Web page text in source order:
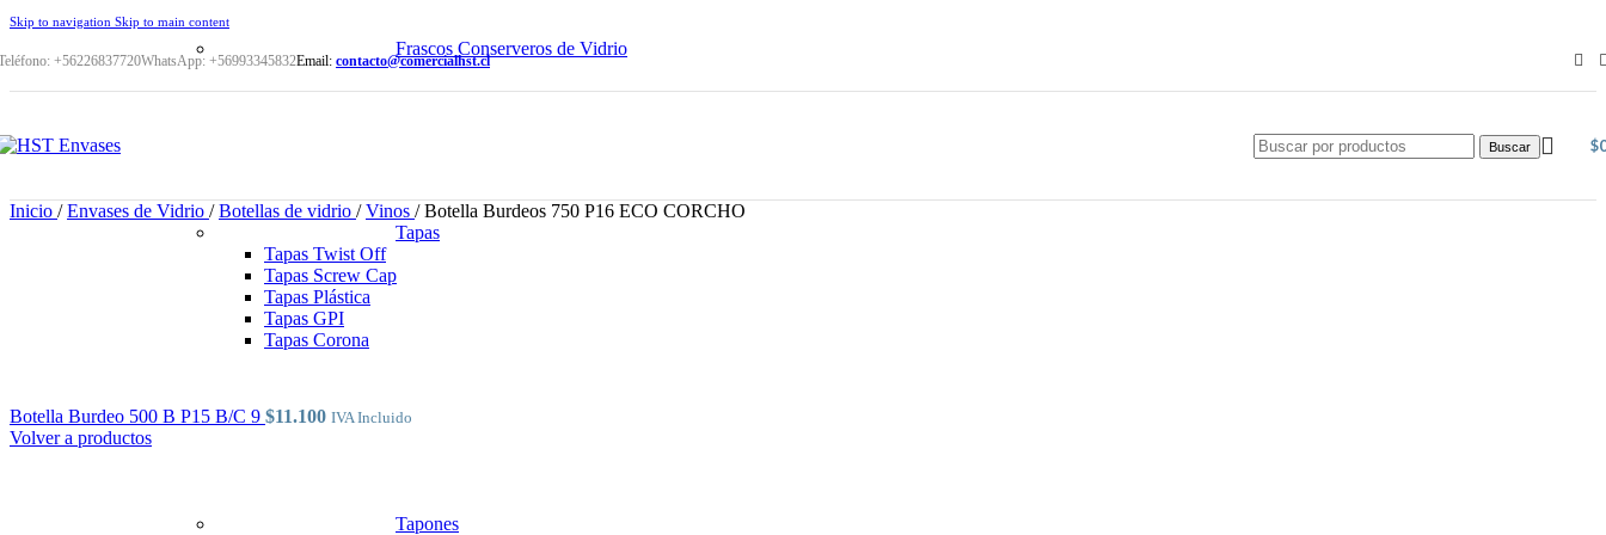
Skip to navigation Skip to main content
+56226837720WhatsApp: +56993345832Email: contacto@comercialhst.cl
Frascos Conserveros de Vidrio
Tapas
Tapas Twist Off
Tapas Screw Cap
Tapas Plástica
Tapas GPI
Tapas Corona
Tapones
Buscar $
Inicio / Envases de Vidrio / Botellas de vidrio / Vinos / Botella Burdeos 750 P16 ECO CORCHO
Botella Burdeo 500 B P15 B/C 9 $11.100 IVA Incluido
Volver a productos